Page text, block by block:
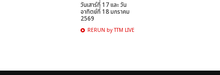
วันเสาร์ที่ 17 และ วัน
อาทิตย์ที่ 18 มกราคม
2569
RERUN by TTM LIVE